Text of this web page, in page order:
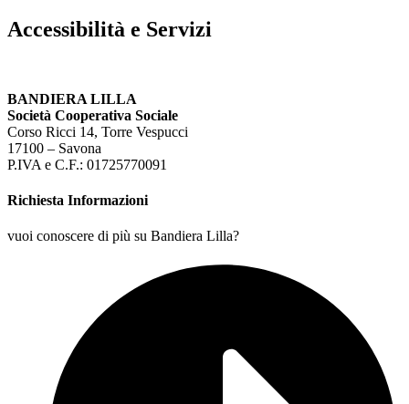
Accessibilità e Servizi
BANDIERA LILLA
Società Cooperativa Sociale
Corso Ricci 14, Torre Vespucci
17100 – Savona
P.IVA e C.F.: 01725770091
Richiesta Informazioni
vuoi conoscere di più su Bandiera Lilla?